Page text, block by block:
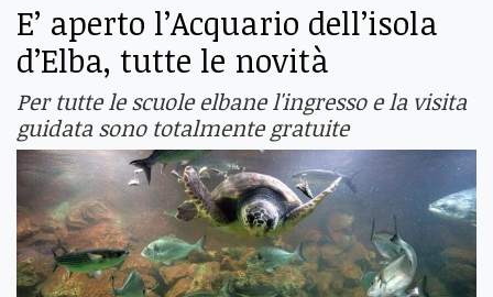
E’ aperto l’Acquario dell’isola
d’Elba, tutte le novità
Per tutte le scuole elbane l'ingresso e la visita
guidata sono totalmente gratuite